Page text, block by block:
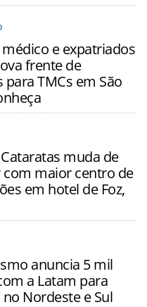
e expatriados
frente de
para TMCs em São
muda de
maior centro de
em hotel de Foz,
anuncia 5 mil
a Latam para
Nordeste e Sul